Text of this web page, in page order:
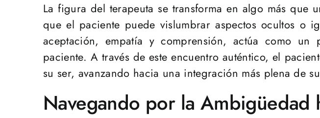
La figura del terapeuta se transforma en algo más
que el paciente puede vislumbrar aspectos ocultos o
aceptación, empatía y comprensión, actúa como
paciente. A través de este encuentro auténtico, el
su ser, avanzando hacia una integración más plena de
Navegando por la Ambigüedad